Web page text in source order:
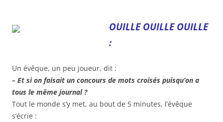
OUILLE OUILLE OUILLE
:
Un évêque, un peu joueur, dit :
– Et si on faisait un concours de mots croisés puisqu’on a
tous le même journal ?
Tout le monde s’y met, au bout de 5 minutes, l’évêque
s’écrie :